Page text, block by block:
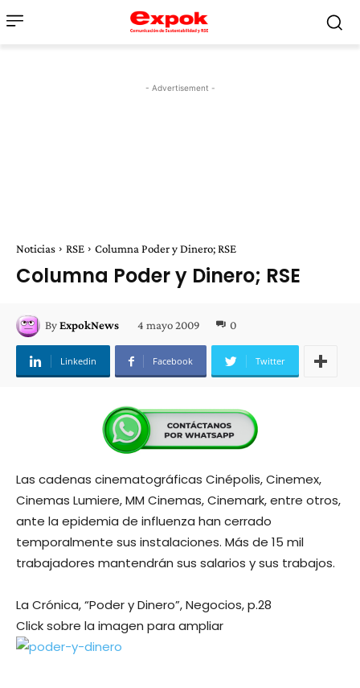
- Advertisement -
Noticias RSE Columna Poder y Dinero; RSE
Columna Poder y Dinero; RSE
ByExpokNews 4 mayo 2009 0
Linkedin Facebook Twitter
Las cadenas cinematográficas Cinépolis, Cinemex,
Cinemas Lumiere, MM Cinemas, Cinemark, entre otros,
ante la epidemia de influenza han cerrado
temporalmente sus instalaciones. Más de 15 mil
trabajadores mantendrán sus salarios y sus trabajos.
La Crónica, “Poder y Dinero”, Negocios, p.28
Click sobre la imagen para ampliar